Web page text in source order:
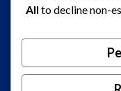
licență, servicii
academică la
plagiat rapid,
All to decline non-